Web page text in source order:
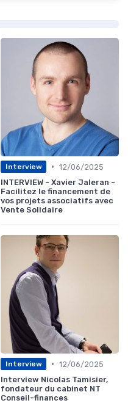
Interview • 12/06/2025
INTERVIEW - Xavier Jaleran -
Facilitez le financement de
vos projets associatifs avec
Vente Solidaire
Interview • 12/06/2025
Interview Nicolas Tamisier,
fondateur du cabinet NT
Conseil-finances